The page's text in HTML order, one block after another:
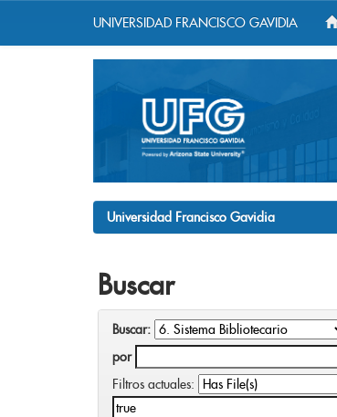
UNIVERSIDAD FRANCISCO GAVIDIA
Universidad Francisco Gavidia
Buscar
Buscar:
por
Filtros actuales: